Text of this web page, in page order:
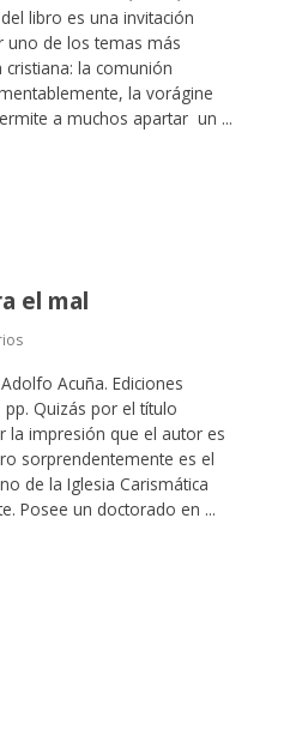
libro es una invitación
uno de los temas más
la comunión
la vorágine
a muchos apartar un ...
el mal
Acuña. Ediciones
Quizás por el título
la impresión que el autor es
sorprendentemente es el
de la Iglesia Carismática
Posee un doctorado en ...